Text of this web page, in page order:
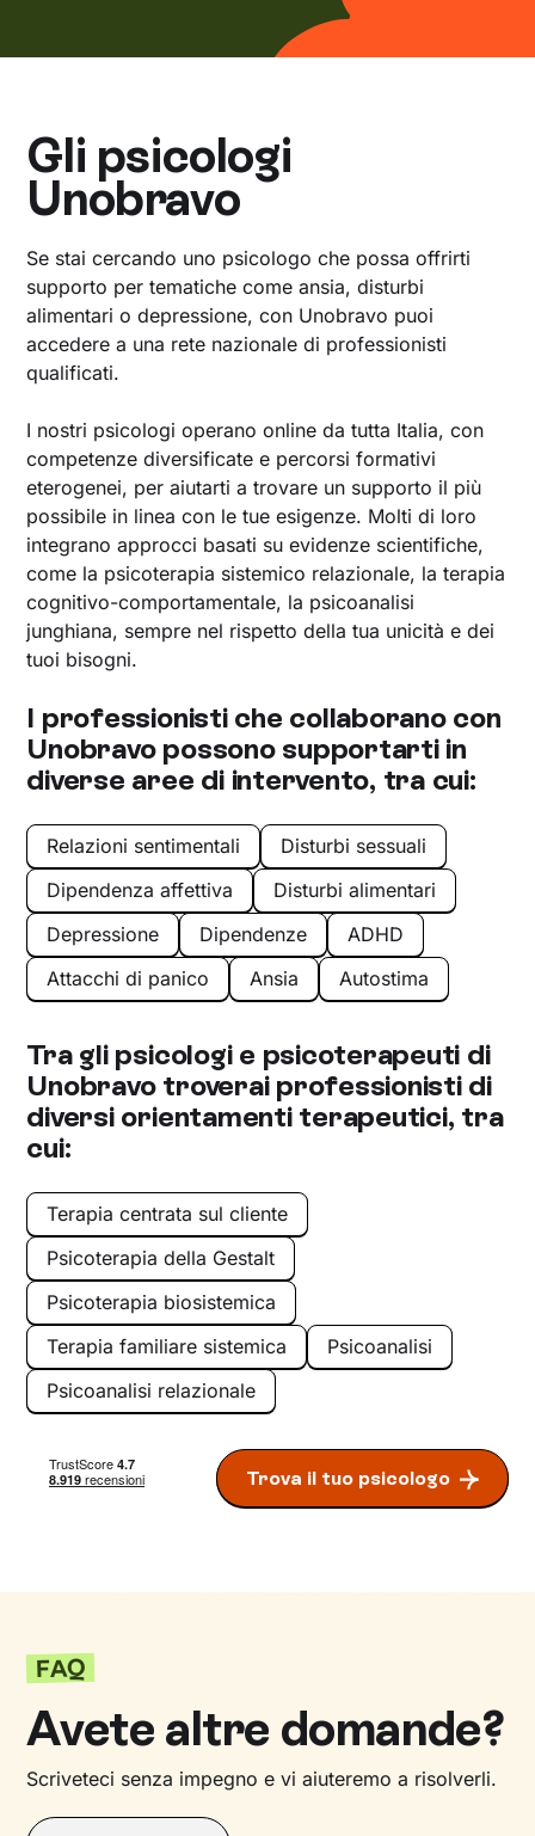
Gli psicologi
Unobravo
Se stai cercando uno psicologo che possa offrirti
supporto per tematiche come ansia, disturbi
alimentari o depressione, con Unobravo puoi
accedere a una rete nazionale di professionisti
qualificati.
I nostri psicologi operano online da tutta Italia, con
competenze diversificate e percorsi formativi
eterogenei, per aiutarti a trovare un supporto il più
possibile in linea con le tue esigenze. Molti di loro
integrano approcci basati su evidenze scientifiche,
come la psicoterapia sistemico relazionale, la terapia
cognitivo-comportamentale, la psicoanalisi
junghiana, sempre nel rispetto della tua unicità e dei
tuoi bisogni.
I professionisti che collaborano con
Unobravo possono supportarti in
diverse aree di intervento, tra cui:
Relazioni sentimentali
Disturbi sessuali
Dipendenza affettiva
Disturbi alimentari
Depressione
Dipendenze
ADHD
Attacchi di panico
Ansia Autostima
Tra gli psicologi e psicoterapeuti di
Unobravo troverai professionisti di
diversi orientamenti terapeutici, tra
cui:
Terapia centrata sul cliente
Psicoterapia della Gestalt
Psicoterapia biosistemica
Terapia familiare sistemica
Psicoanalisi
Psicoanalisi relazionale
Trova il tuo psicologo
FAQ
Avete altre domande?
Scriveteci senza impegno e vi aiuteremo a risolverli.